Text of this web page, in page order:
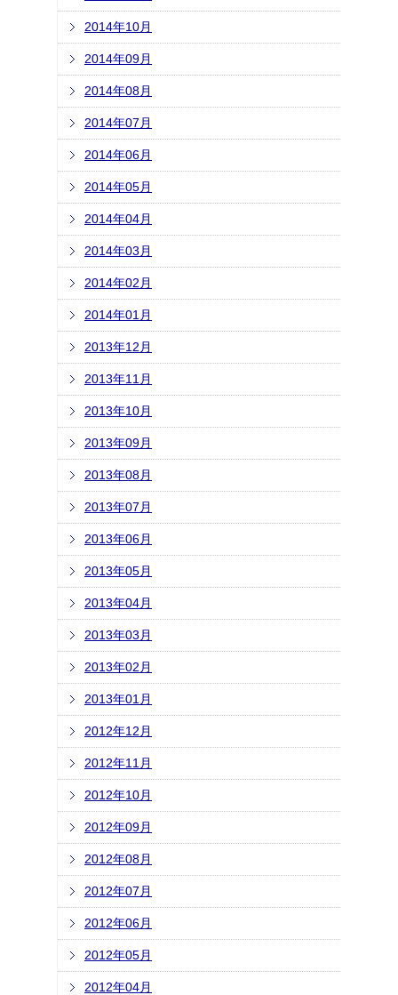
2014年10月
2014年09月
2014年08月
2014年07月
2014年06月
2014年05月
2014年04月
2014年03月
2014年02月
2014年01月
2013年12月
2013年11月
2013年10月
2013年09月
2013年08月
2013年07月
2013年06月
2013年05月
2013年04月
2013年03月
2013年02月
2013年01月
2012年12月
2012年11月
2012年10月
2012年09月
2012年08月
2012年07月
2012年06月
2012年05月
2012年04月